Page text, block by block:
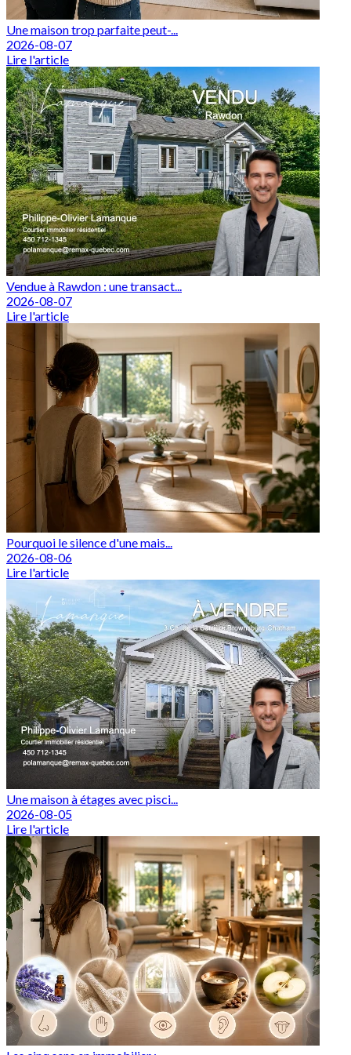
Une maison trop parfaite peut-...
2026-08-07
Lire l'article
Vendue à Rawdon : une transact...
2026-08-07
Lire l'article
Pourquoi le silence d'une mais...
2026-08-06
Lire l'article
Une maison à étages avec pisci...
2026-08-05
Lire l'article